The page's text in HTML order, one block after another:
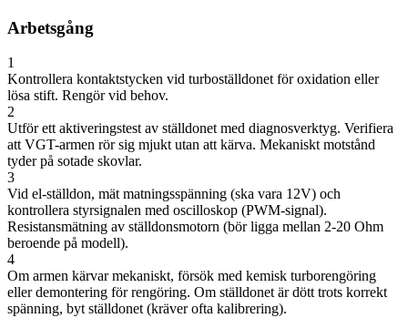
Arbetsgång
1
Kontrollera kontaktstycken vid turboställdonet för oxidation eller
lösa stift. Rengör vid behov.
2
Utför ett aktiveringstest av ställdonet med diagnosverktyg. Verifiera
att VGT-armen rör sig mjukt utan att kärva. Mekaniskt motstånd
tyder på sotade skovlar.
3
Vid el-ställdon, mät matningsspänning (ska vara 12V) och
kontrollera styrsignalen med oscilloskop (PWM-signal).
Resistansmätning av ställdonsmotorn (bör ligga mellan 2-20 Ohm
beroende på modell).
4
Om armen kärvar mekaniskt, försök med kemisk turborengöring
eller demontering för rengöring. Om ställdonet är dött trots korrekt
spänning, byt ställdonet (kräver ofta kalibrering).